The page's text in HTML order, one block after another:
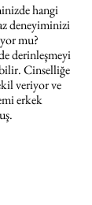
hangi
deneyiminizi
mu?
derinleşmeyi
Cinselliğe
veriyor ve
erkek